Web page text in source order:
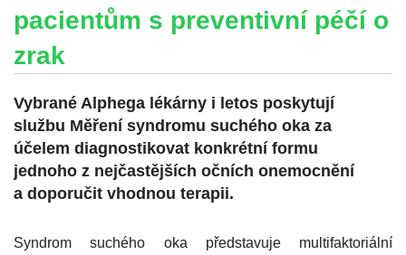
pacientům s preventivní péčí o
zrak
Vybrané Alphega lékárny i letos poskytují
službu Měření syndromu suchého oka za
účelem diagnostikovat konkrétní formu
jednoho z nejčastějších očních onemocnění
a doporučit vhodnou terapii.
Syndrom suchého oka představuje multifaktoriální